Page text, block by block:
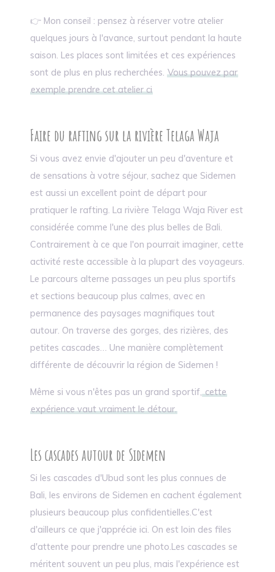
👉 Mon conseil : pensez à réserver votre atelier
quelques jours à l'avance, surtout pendant la haute
saison. Les places sont limitées et ces expériences
sont de plus en plus recherchées.Vous pouvez par
exemple prendre cet atelier ci
Faire du rafting sur la rivière Telaga Waja
Si vous avez envie d'ajouter un peu d'aventure et
de sensations à votre séjour, sachez que Sidemen
est aussi un excellent point de départ pour
pratiquer le rafting. La rivière Telaga Waja River est
considérée comme l'une des plus belles de Bali.
Contrairement à ce que l'on pourrait imaginer, cette
activité reste accessible à la plupart des voyageurs.
Le parcours alterne passages un peu plus sportifs
et sections beaucoup plus calmes, avec en
permanence des paysages magnifiques tout
autour. On traverse des gorges, des rizières, des
petites cascades… Une manière complètement
différente de découvrir la région de Sidemen !
Même si vous n'êtes pas un grand sportif,cette
expérience vaut vraiment le détour.
Les cascades autour de Sidemen
Si les cascades d'Ubud sont les plus connues de
Bali, les environs de Sidemen en cachent également
plusieurs beaucoup plus confidentielles.C'est
d'ailleurs ce que j'apprécie ici. On est loin des files
d'attente pour prendre une photo.Les cascades se
méritent souvent un peu plus, mais l'expérience est